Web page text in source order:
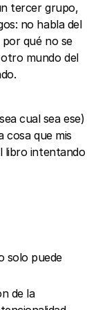
tercer grupo,
no habla del
por qué no se
mundo del
cual sea ese)
cosa que mis
libro intentando
solo puede
de la